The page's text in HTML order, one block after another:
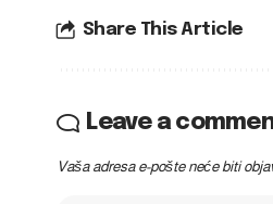
Share This Article
Leave a
Vaša adresa e-pošte neće biti